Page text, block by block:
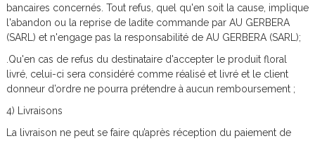
bancaires concernés. Tout refus, quel qu'en soit la cause, implique
l'abandon ou la reprise de ladite commande par AU GERBERA
(SARL) et n'engage pas la responsabilité de AU GERBERA (SARL);
.Qu'en cas de refus du destinataire d'accepter le produit floral
livré, celui-ci sera considéré comme réalisé et livré et le client
donneur d’ordre ne pourra prétendre à aucun remboursement ;
4) Livraisons
La livraison ne peut se faire qu’après réception du paiement de